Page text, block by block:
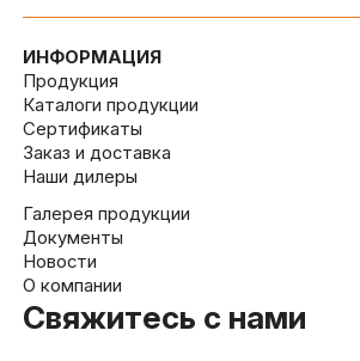
ИНФОРМАЦИЯ
Продукция
Каталоги продукции
Сертификаты
Заказ и доставка
Наши дилеры
Галерея продукции
Документы
Новости
О компании
Свяжитесь с нами